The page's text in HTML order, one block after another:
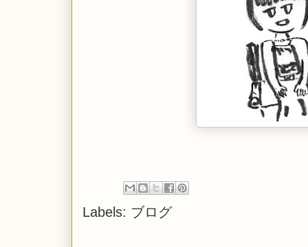
Labels: ブログ